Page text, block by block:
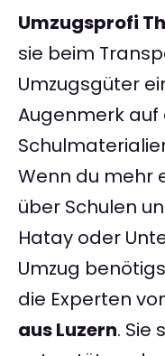
Umzugsprofi
sie beim
Umzugsgüter
Augenmerk auf
Wenn du mehr
über Schulen
Hatay oder
Umzug
die Experten
aus Luzern. Sie